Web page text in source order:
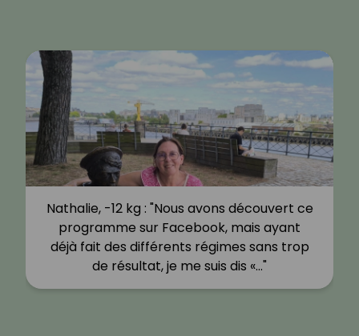
Nathalie, -12 kg : "Nous avons découvert ce
programme sur Facebook, mais ayant
déjà fait des différents régimes sans trop
de résultat, je me suis dis «…"